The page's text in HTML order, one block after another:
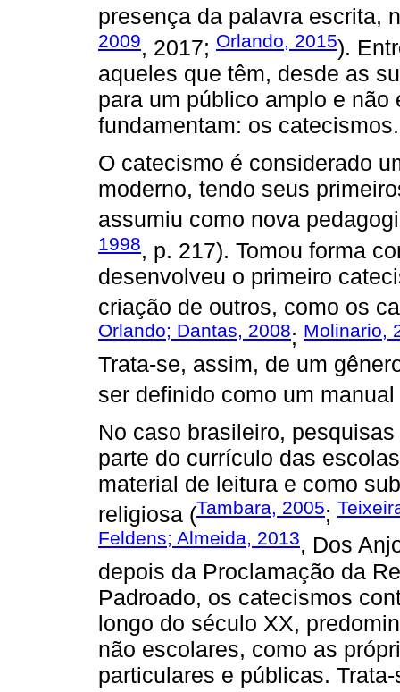
presença da palavra escrita,
2009, 2017; Orlando, 2015).
aqueles que têm, desde as
para um público amplo e
fundamentam: os catecismos.
O catecismo é considerado
moderno, tendo seus
assumiu como nova
1998, p. 217). Tomou forma
desenvolveu o primeiro
criação de outros, como os
Orlando; Dantas, 2008; Molinario,
Trata-se, assim, de um
ser definido como um
No caso brasileiro,
parte do currículo das
material de leitura e como
religiosa (Tambara, 2005;
Feldens; Almeida, 2013, Dos
depois da Proclamação da
Padroado, os catecismos
longo do século XX,
não escolares, como as
particulares e públicas.